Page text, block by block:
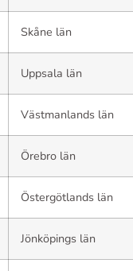
Skåne län
Uppsala län
Västmanlands län
Örebro län
Östergötlands län
Jönköpings län